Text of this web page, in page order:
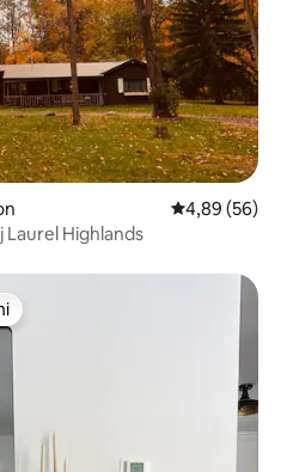
Priemerné
4,89 (56)
Fern Rock Cabin V pokojnej Laurel Highlands